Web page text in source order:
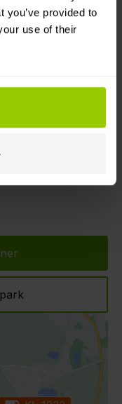
you’ve provided to
use of their
en
dig att förstå
visar